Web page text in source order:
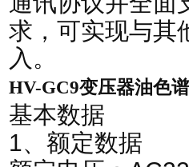
求，可实现与其
入。
HV-GC9变压器油色
基本数据
1、额定数据